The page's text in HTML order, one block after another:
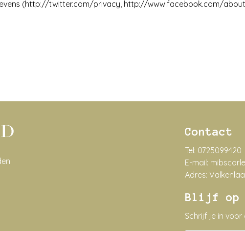
(http://twitter.com/privacy, http://www.facebook.com/
Contact
Tel: 0725099420
E-mail:
Adres:
Blijf op
Schrijf je in voor